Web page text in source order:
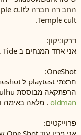
Temple cult.
דרקוניקון:
אני אחד המנחים ב Black Tide הרב שולחני שמריץ
OneShot:
הרפתקאה מבוססת Call of Cthulhu עם
oldman . מלאה באימה וgore, היה טוב.
פרוייקטים: